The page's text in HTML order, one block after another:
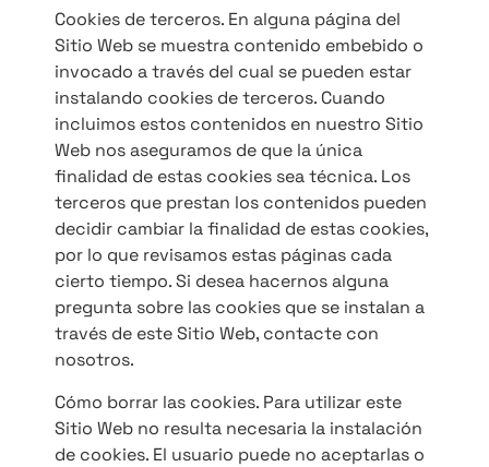
Cookies de terceros. En alguna página del
Sitio Web se muestra contenido embebido o
invocado a través del cual se pueden estar
instalando cookies de terceros. Cuando
incluimos estos contenidos en nuestro Sitio
Web nos aseguramos de que la única
finalidad de estas cookies sea técnica. Los
terceros que prestan los contenidos pueden
decidir cambiar la finalidad de estas cookies,
por lo que revisamos estas páginas cada
cierto tiempo. Si desea hacernos alguna
pregunta sobre las cookies que se instalan a
través de este Sitio Web, contacte con
nosotros.
Cómo borrar las cookies. Para utilizar este
Sitio Web no resulta necesaria la instalación
de cookies. El usuario puede no aceptarlas o